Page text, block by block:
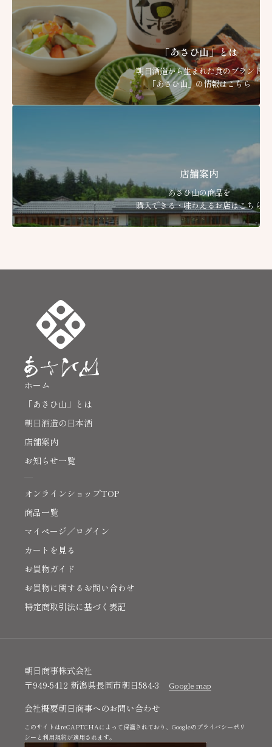
「あさひ山」とは
朝日酒造から生まれた食のブランド
「あさひ山」の情報はこちら
店舗案内
あさひ山の商品を
購入できる・味わえるお店はこちら
ホーム
「あさひ山」とは
朝日酒造の日本酒
店舗案内
お知らせ一覧
オンラインショップTOP
商品一覧
マイページ／ログイン
カートを見る
お買物ガイド
お買物に関するお問い合わせ
特定商取引法に基づく表記
朝日商事株式会社
〒949-5412 新潟県長岡市朝日584-3
Google map
会社概要朝日商事へのお問い合わせ
このサイトはreCAPTCHAによって保護されており、Googleの プライバシーポリ
シー と 利用規約が適用されます。